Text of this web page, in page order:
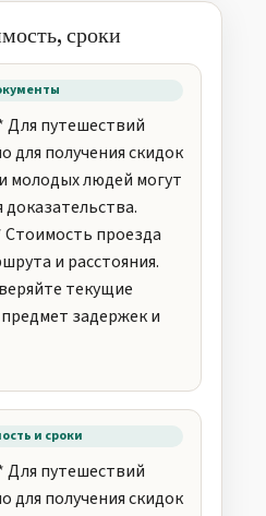
сроки
путешествий
для получения скидок
молодых людей могут
проезда
и расстояния.
текущие
задержек и
и сроки
путешествий
для получения скидок